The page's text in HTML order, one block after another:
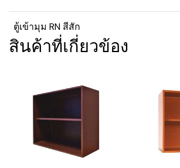
ตู้เข้ามุม RN สีสัก
สินค้าที่เกี่ยวข้อง